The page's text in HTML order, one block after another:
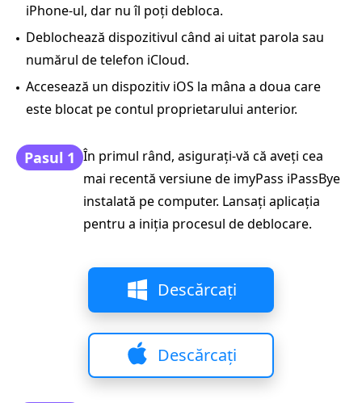
iPhone‑ul, dar nu îl poți debloca.
Deblochează dispozitivul când ai uitat parola sau
numărul de telefon iCloud.
Accesează un dispozitiv iOS la mâna a doua care
este blocat pe contul proprietarului anterior.
Pasul 1 În primul rând, asigurați-vă că aveți cea
mai recentă versiune de imyPass iPassBye
instalată pe computer. Lansați aplicația
pentru a iniția procesul de deblocare.
Descărcați
Descărcați